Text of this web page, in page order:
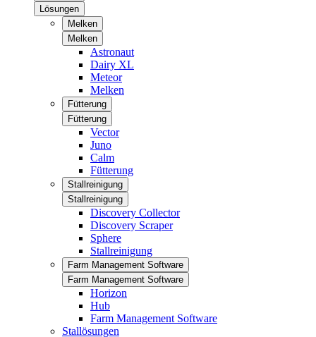
Lösungen
Melken
Melken
Astronaut
Dairy XL
Meteor
Melken
Fütterung
Fütterung
Vector
Juno
Calm
Fütterung
Stallreinigung
Stallreinigung
Discovery Collector
Discovery Scraper
Sphere
Stallreinigung
Farm Management Software
Farm Management Software
Horizon
Hub
Farm Management Software
Stallösungen